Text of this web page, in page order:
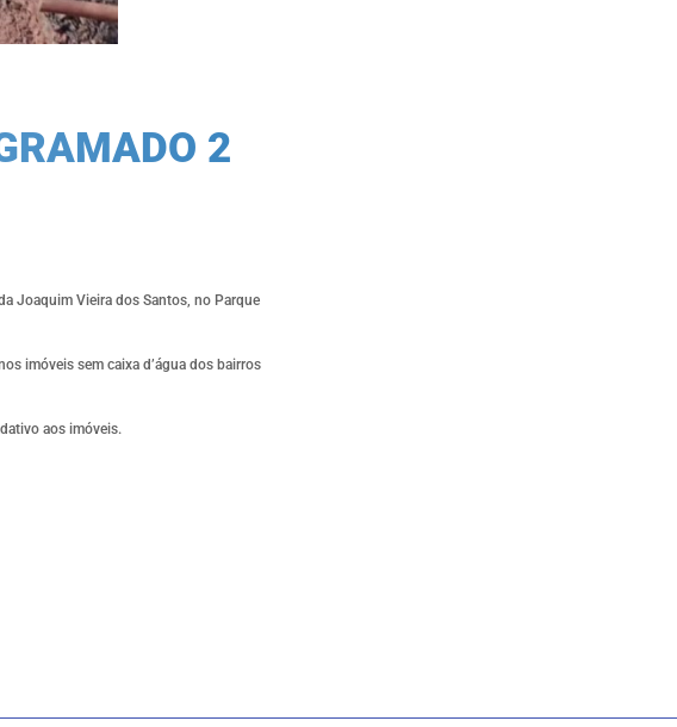
2
Joaquim Vieira dos Santos, no Parque
imóveis sem caixa d’água dos bairros
aos imóveis.